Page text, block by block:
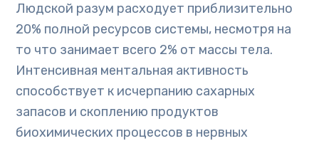
Людской разум расходует приблизительно
20% полной ресурсов системы, несмотря на
то что занимает всего 2% от массы тела.
Интенсивная ментальная активность
способствует к исчерпанию сахарных
запасов и скоплению продуктов
биохимических процессов в нервных